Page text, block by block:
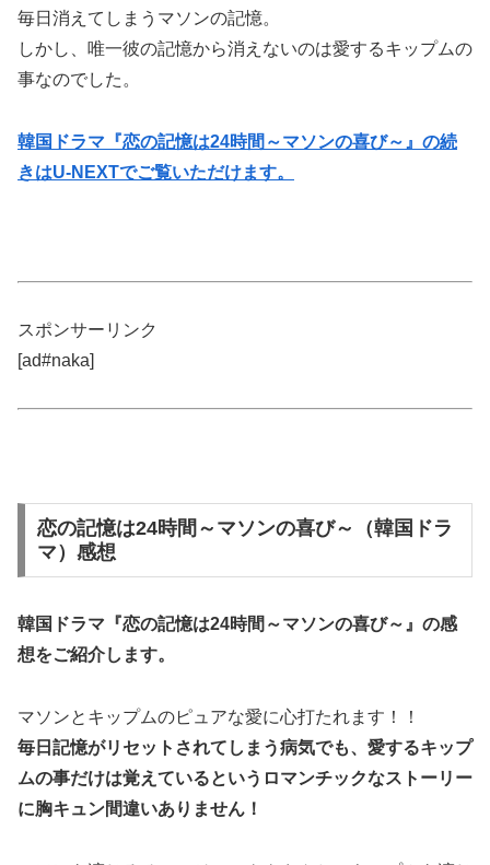
毎日消えてしまうマソンの記憶。
しかし、唯一彼の記憶から消えないのは愛するキップムの
事なのでした。
韓国ドラマ『恋の記憶は24時間～マソンの喜び～』の続
きはU-NEXTでご覧いただけます。
スポンサーリンク
[ad#naka]
恋の記憶は24時間～マソンの喜び～（韓国ドラ
マ）感想
韓国ドラマ『恋の記憶は24時間～マソンの喜び～』の感
想をご紹介します。
マソンとキップムのピュアな愛に心打たれます！！
毎日記憶がリセットされてしまう病気でも、愛するキップ
ムの事だけは覚えているというロマンチックなストーリー
に胸キュン間違いありません！